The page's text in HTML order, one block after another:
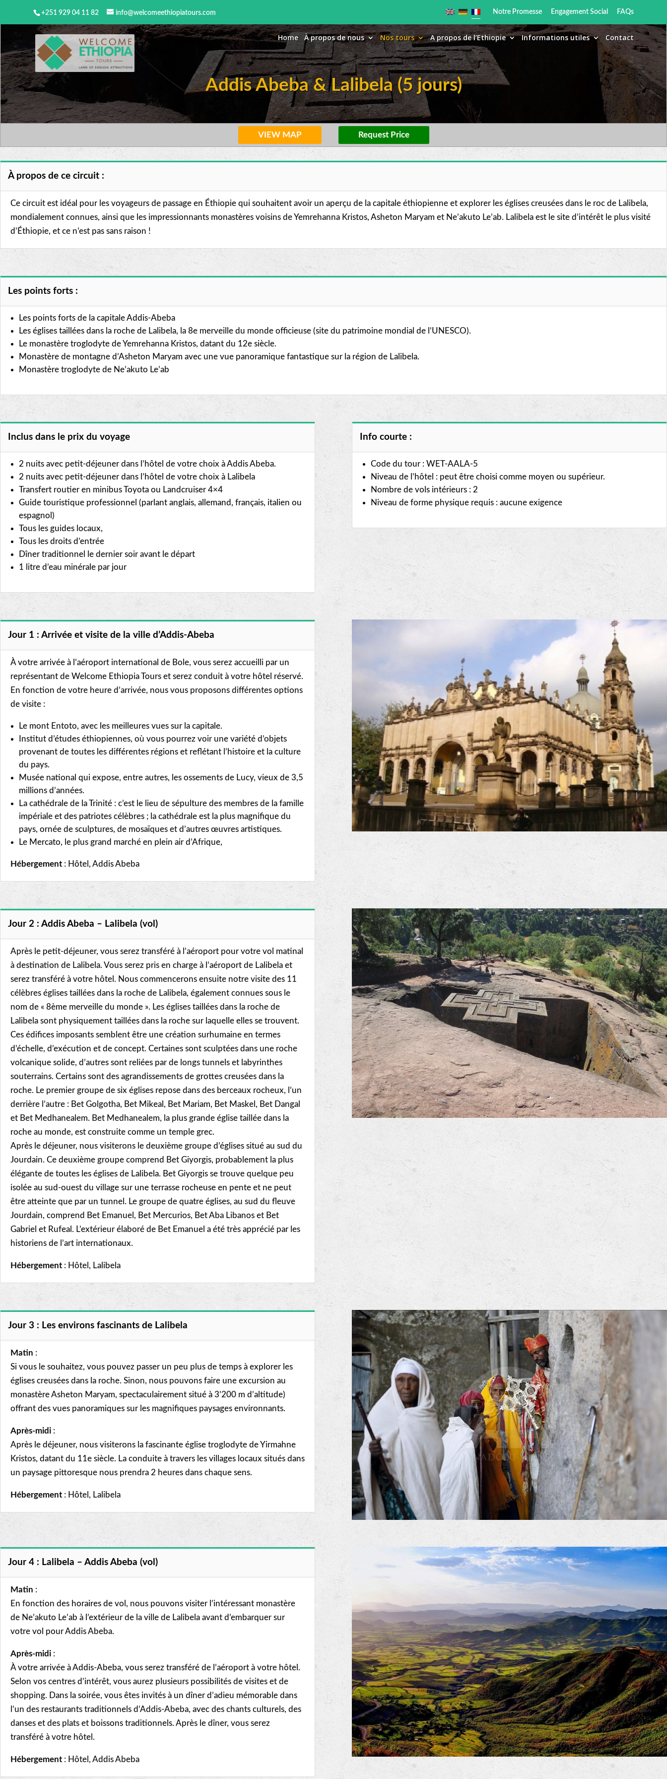
+251 929 04 11 82 info@welcomeethiopiatours.com Notre Promesse Engagement Social FAQs
Home À propos de nous Nos tours A propos de l’Ethiopie Informations utiles Contact
Addis Abeba & Lalibela (5 jours)
VIEW MAP Request Price
À propos de ce circuit :
Ce circuit est idéal pour les voyageurs de passage en Éthiopie qui souhaitent avoir un aperçu de la capitale éthiopienne et explorer les églises creusées dans le roc de Lalibela,
mondialement connues, ainsi que les impressionnants monastères voisins de Yemrehanna Kristos, Asheton Maryam et Ne’akuto Le’ab. Lalibela est le site d’intérêt le plus visité
d’Éthiopie, et ce n’est pas sans raison !
Les points forts :
Les points forts de la capitale Addis-Abeba
Les églises taillées dans la roche de Lalibela, la 8e merveille du monde officieuse (site du patrimoine mondial de l’UNESCO).
Le monastère troglodyte de Yemrehanna Kristos, datant du 12e siècle.
Monastère de montagne d’Asheton Maryam avec une vue panoramique fantastique sur la région de Lalibela.
Monastère troglodyte de Ne’akuto Le’ab
Inclus dans le prix du voyage
2 nuits avec petit-déjeuner dans l’hôtel de votre choix à Addis Abeba.
2 nuits avec petit-déjeuner dans l’hôtel de votre choix à Lalibela
Transfert routier en minibus Toyota ou Landcruiser 4×4
Guide touristique professionnel (parlant anglais, allemand, français, italien ou
espagnol)
Tous les guides locaux,
Tous les droits d’entrée
Dîner traditionnel le dernier soir avant le départ
1 litre d’eau minérale par jour
Info courte :
Code du tour : WET-AALA-5
Niveau de l’hôtel : peut être choisi comme moyen ou supérieur.
Nombre de vols intérieurs : 2
Niveau de forme physique requis : aucune exigence
Jour 1 : Arrivée et visite de la ville d’Addis-Abeba
À votre arrivée à l’aéroport international de Bole, vous serez accueilli par un
représentant de Welcome Ethiopia Tours et serez conduit à votre hôtel réservé.
En fonction de votre heure d’arrivée, nous vous proposons différentes options
de visite :
Le mont Entoto, avec les meilleures vues sur la capitale.
Institut d’études éthiopiennes, où vous pourrez voir une variété d’objets
provenant de toutes les différentes régions et reflétant l’histoire et la culture
du pays.
Musée national qui expose, entre autres, les ossements de Lucy, vieux de 3,5
millions d’années.
La cathédrale de la Trinité : c’est le lieu de sépulture des membres de la famille
impériale et des patriotes célèbres ; la cathédrale est la plus magnifique du
pays, ornée de sculptures, de mosaïques et d’autres œuvres artistiques.
Le Mercato, le plus grand marché en plein air d’Afrique,
Hébergement : Hôtel, Addis Abeba
Jour 2 : Addis Abeba – Lalibela (vol)
Après le petit-déjeuner, vous serez transféré à l’aéroport pour votre vol matinal
à destination de Lalibela. Vous serez pris en charge à l’aéroport de Lalibela et
serez transféré à votre hôtel. Nous commencerons ensuite notre visite des 11
célèbres églises taillées dans la roche de Lalibela, également connues sous le
nom de « 8ème merveille du monde ». Les églises taillées dans la roche de
Lalibela sont physiquement taillées dans la roche sur laquelle elles se trouvent.
Ces édifices imposants semblent être une création surhumaine en termes
d’échelle, d’exécution et de concept. Certaines sont sculptées dans une roche
volcanique solide, d’autres sont reliées par de longs tunnels et labyrinthes
souterrains. Certains sont des agrandissements de grottes creusées dans la
roche. Le premier groupe de six églises repose dans des berceaux rocheux, l’un
derrière l’autre : Bet Golgotha, Bet Mikeal, Bet Mariam, Bet Maskel, Bet Dangal
et Bet Medhanealem. Bet Medhanealem, la plus grande église taillée dans la
roche au monde, est construite comme un temple grec.
Après le déjeuner, nous visiterons le deuxième groupe d’églises situé au sud du
Jourdain. Ce deuxième groupe comprend Bet Giyorgis, probablement la plus
élégante de toutes les églises de Lalibela. Bet Giyorgis se trouve quelque peu
isolée au sud-ouest du village sur une terrasse rocheuse en pente et ne peut
être atteinte que par un tunnel. Le groupe de quatre églises, au sud du fleuve
Jourdain, comprend Bet Emanuel, Bet Mercurios, Bet Aba Libanos et Bet
Gabriel et Rufeal. L’extérieur élaboré de Bet Emanuel a été très apprécié par les
historiens de l’art internationaux.
Hébergement : Hôtel, Lalibela
Jour 3 : Les environs fascinants de Lalibela
Matin :
Si vous le souhaitez, vous pouvez passer un peu plus de temps à explorer les
églises creusées dans la roche. Sinon, nous pouvons faire une excursion au
monastère Asheton Maryam, spectaculairement situé à 3’200 m d’altitude)
offrant des vues panoramiques sur les magnifiques paysages environnants.
Après-midi :
Après le déjeuner, nous visiterons la fascinante église troglodyte de Yirmahne
Kristos, datant du 11e siècle. La conduite à travers les villages locaux situés dans
un paysage pittoresque nous prendra 2 heures dans chaque sens.
Hébergement : Hôtel, Lalibela
Jour 4 : Lalibela – Addis Abeba (vol)
Matin :
En fonction des horaires de vol, nous pouvons visiter l’intéressant monastère
de Ne’akuto Le’ab à l’extérieur de la ville de Lalibela avant d’embarquer sur
votre vol pour Addis Abeba.
Après-midi :
À votre arrivée à Addis-Abeba, vous serez transféré de l’aéroport à votre hôtel.
Selon vos centres d’intérêt, vous aurez plusieurs possibilités de visites et de
shopping. Dans la soirée, vous êtes invités à un dîner d’adieu mémorable dans
l’un des restaurants traditionnels d’Addis-Abeba, avec des chants culturels, des
danses et des plats et boissons traditionnels. Après le dîner, vous serez
transféré à votre hôtel.
Hébergement : Hôtel, Addis Abeba